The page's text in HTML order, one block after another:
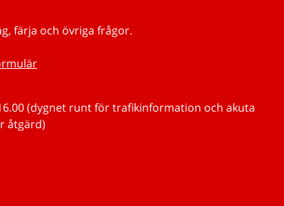
färja och övriga frågor.
(dygnet runt för trafikinformation och akuta
åtgärd)